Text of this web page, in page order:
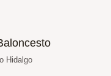
Hidalgo